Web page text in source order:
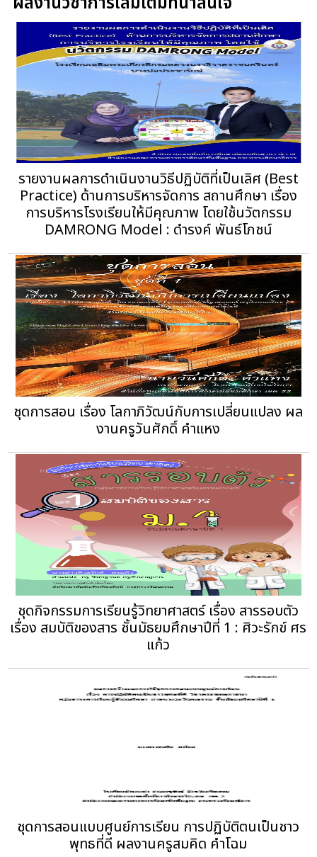
รายงานผลการดําเนินงานวิธีปฏิบัติที่เป็นเลิศ (Best
Practice) ด้านการบริหารจัดการ สถานศึกษา เรื่อง
การบริหารโรงเรียนให้มีคุณภาพ โดยใช้นวัตกรรม
DAMRONG Model : ดํารงค์ พันธ์โภชน์
ชุดการสอน เรื่อง โลกาภิวัฒน์กับการเปลี่ยนแปลง ผล
งานครูวันศักดิ์ คำแหง
ชุดกิจกรรมการเรียนรู้วิทยาศาสตร์ เรื่อง สารรอบตัว
เรื่อง สมบัติของสาร ชั้นมัธยมศึกษาปีที่ 1 : ศิวะรักข์ ศร
แก้ว
ชุดการสอนแบบศูนย์การเรียน การปฏิบัติตนเป็นชาว
พุทธที่ดี ผลงานครูสมคิด คำโฉม